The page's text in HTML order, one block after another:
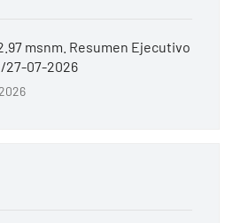
msnm. Resumen Ejecutivo
27-07-2026